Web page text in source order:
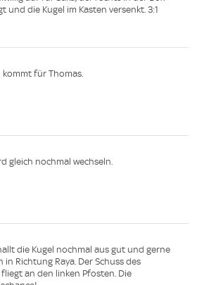
und die Kugel im Kasten versenkt. 3:1
kommt für Thomas.
gleich nochmal wechseln.
die Kugel nochmal aus gut und gerne
in Richtung Raya. Der Schuss des
an den linken Pfosten. Die